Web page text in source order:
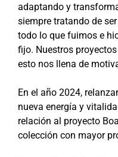
adaptando y
siempre tratando de
todo lo que fuimos e
fijo. Nuestros
esto nos llena de
En el año 2024,
nueva energía y
relación al proyecto
colección con mayor